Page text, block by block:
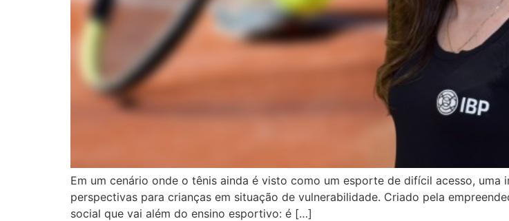
Em um cenário onde o tênis ainda é visto como um esporte de difícil acesso,
perspectivas para crianças em situação de vulnerabilidade. Criado pela
social que vai além do ensino esportivo: é […]